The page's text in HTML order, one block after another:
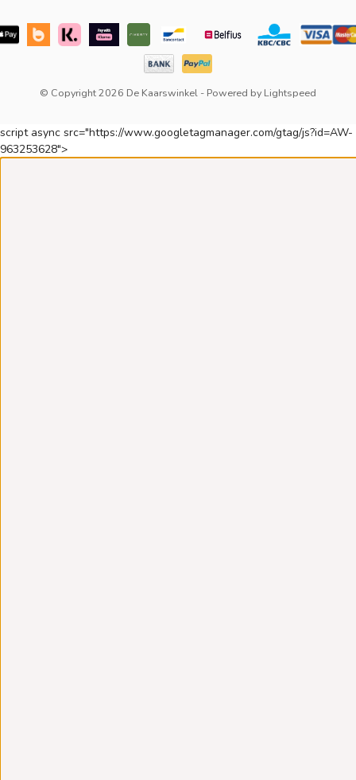
© Copyright 2026 De Kaarswinkel - Powered by Lightspeed
script async src="https://www.googletagmanager.com/gtag/js?id=AW-
963253628">